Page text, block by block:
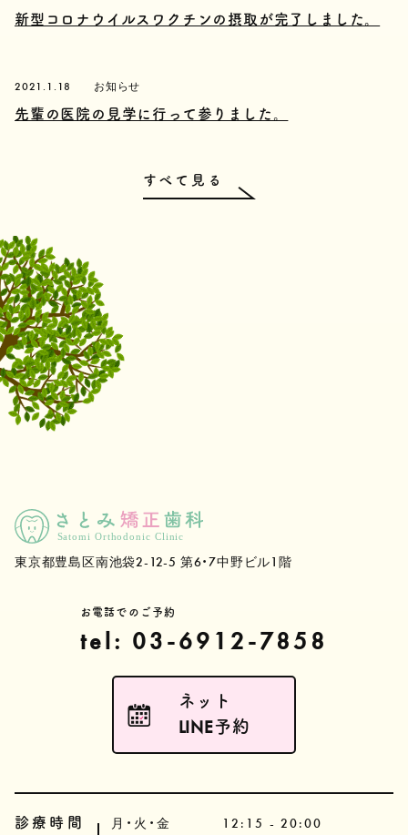
新型コロナウイルスワクチンの摂取が完了しました。
2021.1.18 お知らせ
先輩の医院の見学に行って参りました。
すべて見る
東京都豊島区南池袋2-12-5 第6・7中野ビル1階
お電話でのご予約
tel: 03-6912-7858
ネット
LINE予約
診療時間 月・火・金
12:15 - 20:00